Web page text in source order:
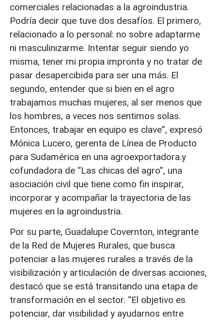
comerciales relacionadas a la agroindustria.
Podría decir que tuve dos desafíos. El primero,
relacionado a lo personal: no sobre adaptarme
ni masculinizarme. Intentar seguir siendo yo
misma, tener mi propia impronta y no tratar de
pasar desapercibida para ser una más. El
segundo, entender que si bien en el agro
trabajamos muchas mujeres, al ser menos que
los hombres, a veces nos sentimos solas.
Entonces, trabajar en equipo es clave”, expresó
Mónica Lucero, gerenta de Línea de Producto
para Sudamérica en una agroexportadora.y
cofundadora de “Las chicas del agro”, una
asociación civil que tiene como fin inspirar,
incorporar y acompañar la trayectoria de las
mujeres en la agroindustria.
Por su parte, Guadalupe Covernton, integrante
de la Red de Mujeres Rurales, que busca
potenciar a las mujeres rurales a través de la
visibilización y articulación de diversas acciones,
destacó que se está transitando una etapa de
transformación en el sector. “El objetivo es
potenciar, dar visibilidad y ayudarnos entre